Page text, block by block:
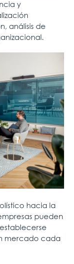
y
análisis de
hacia la
pueden
mercado cada